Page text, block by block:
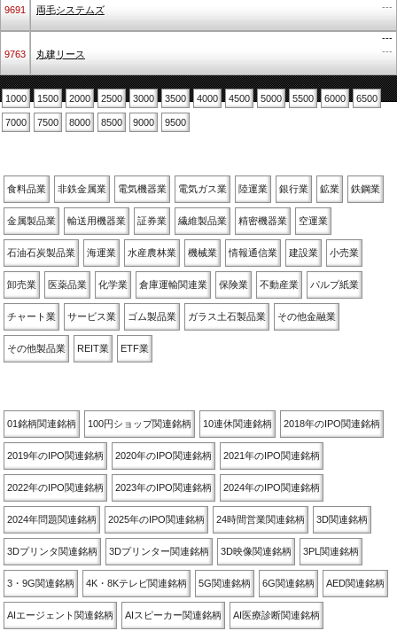
9691 両毛システムズ
---
9763 丸建リース
---
---
1000 1500 2000 2500 3000 3500 4000 4500 5000 5500 6000 6500
7000 7500 8000 8500 9000 9500
食料品業 非鉄金属業 電気機器業 電気ガス業 陸運業 銀行業 鉱業 鉄鋼業
金属製品業 輸送用機器業 証券業 繊維製品業 精密機器業 空運業
石油石炭製品業 海運業 水産農林業 機械業 情報通信業 建設業 小売業
卸売業 医薬品業 化学業 倉庫運輸関連業 保険業 不動産業 パルプ紙業
チャート業 サービス業 ゴム製品業 ガラス土石製品業 その他金融業
その他製品業 REIT業 ETF業
01銘柄関連銘柄 100円ショップ関連銘柄 10連休関連銘柄 2018年のIPO関連銘柄
2019年のIPO関連銘柄 2020年のIPO関連銘柄 2021年のIPO関連銘柄
2022年のIPO関連銘柄 2023年のIPO関連銘柄 2024年のIPO関連銘柄
2024年問題関連銘柄 2025年のIPO関連銘柄 24時間営業関連銘柄 3D関連銘柄
3Dプリンタ関連銘柄 3Dプリンター関連銘柄 3D映像関連銘柄 3PL関連銘柄
3・9G関連銘柄 4K・8Kテレビ関連銘柄 5G関連銘柄 6G関連銘柄 AED関連銘柄
AIエージェント関連銘柄 AIスピーカー関連銘柄 AI医療診断関連銘柄